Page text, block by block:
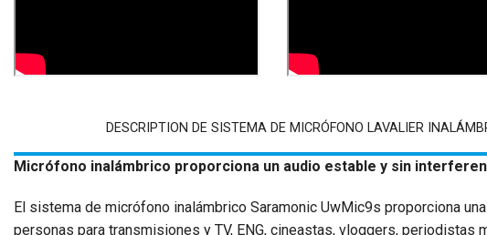
DESCRIPTION DE SISTEMA DE MICRÓFONO LAVALIER
Micrófono inalámbrico proporciona un audio estable y sin
El sistema de micrófono inalámbrico Saramonic UwMic9s proporciona
personas para transmisiones y TV, ENG, cineastas, vloggers,